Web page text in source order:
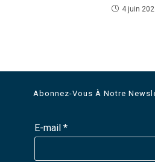
4 juin
Abonnez-Vous À Notre
E-mail*